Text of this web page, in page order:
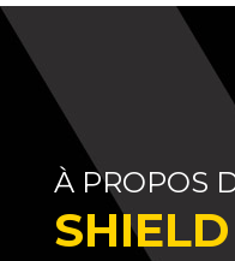
À PROPOS